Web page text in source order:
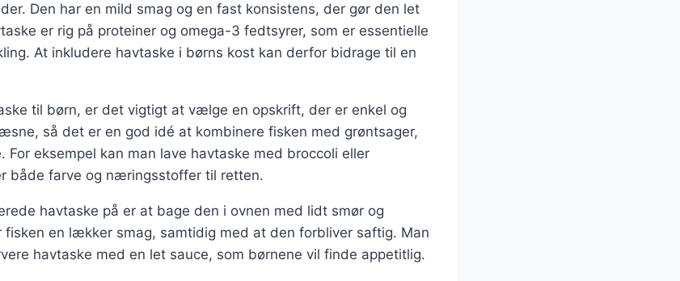
Den har en mild smag og en fast konsistens, der gør den let
er rig på proteiner og omega-3 fedtsyrer, som er essentielle
At inkludere havtaske i børns kost kan derfor bidrage til en
til børn, er det vigtigt at vælge en opskrift, der er enkel og
så det er en god idé at kombinere fisken med grøntsager,
For eksempel kan man lave havtaske med broccoli eller
både farve og næringsstoffer til retten.
havtaske på er at bage den i ovnen med lidt smør og
fisken en lækker smag, samtidig med at den forbliver saftig. Man
havtaske med en let sauce, som børnene vil finde appetitlig.